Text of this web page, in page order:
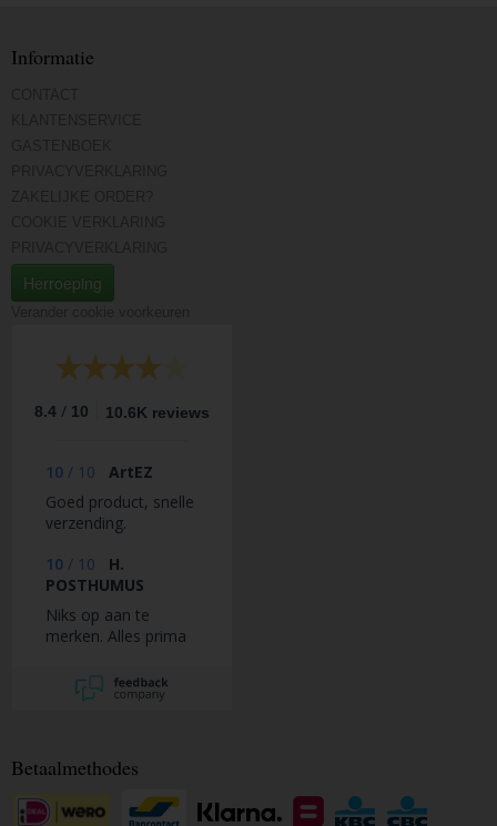
Informatie
Herroeping
8.4 / 10 10.6K reviews
10 / 10
ArtEZ
Goed product, snelle
verzending.
10 / 10
H.
POSTHUMUS
Niks op aan te
merken. Alles prima
Betaalmethodes